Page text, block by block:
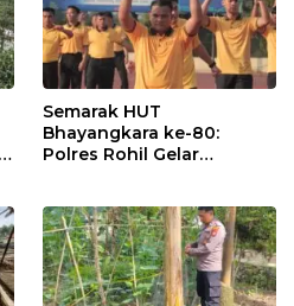
Semarak HUT
Bhayangkara ke-80:
Polres Rohil Gelar